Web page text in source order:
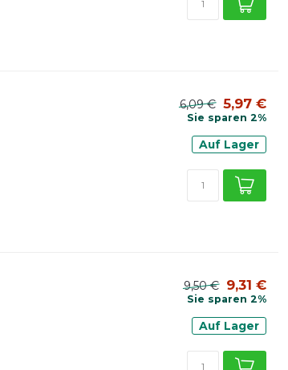
6,09 € 5,97 €
Sie sparen 2%
Auf Lager
9,50 € 9,31 €
Sie sparen 2%
Auf Lager